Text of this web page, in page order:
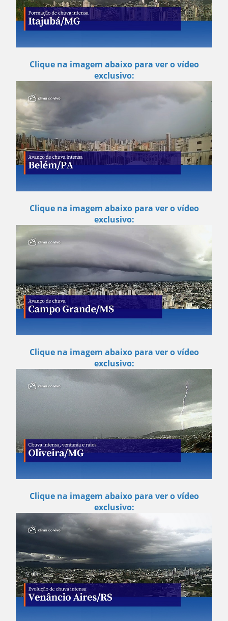
Clique na imagem abaixo para ver o vídeo
exclusivo:
Clique na imagem abaixo para ver o vídeo
exclusivo:
Clique na imagem abaixo para ver o vídeo
exclusivo:
Clique na imagem abaixo para ver o vídeo
exclusivo: